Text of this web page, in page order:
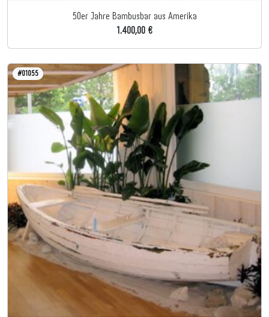
50er Jahre Bambusbar aus Amerika
1.400,00 €
#01055